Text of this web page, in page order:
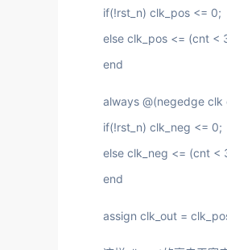
if(!rst_n) clk_pos <= 0;
else clk_pos <= (cnt <
end
always @(negedge
if(!rst_n) clk_neg <= 0;
else clk_neg <= (cnt <
end
assign clk_out =